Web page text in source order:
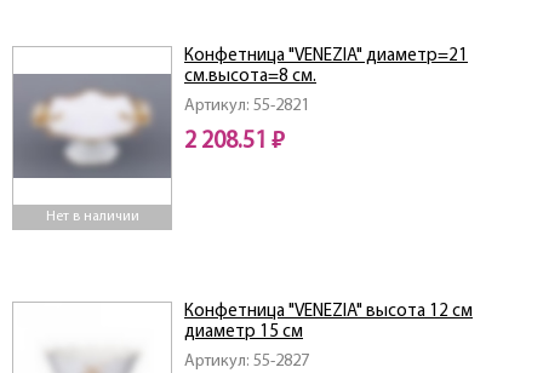
Нет в наличии
Артикул: 55-2821
Конфетница "VENEZIA" диаметр=21
см.высота=8 см.
2 208.51 ₽
Артикул: 55-2827
Конфетница "VENEZIA" высота 12 см
диаметр 15 см